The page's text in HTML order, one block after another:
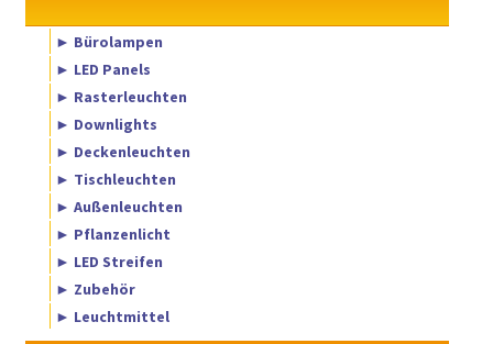
► Bürolampen
► LED Panels
► Rasterleuchten
► Downlights
► Deckenleuchten
► Tischleuchten
► Außenleuchten
► Pflanzenlicht
► LED Streifen
► Zubehör
► Leuchtmittel